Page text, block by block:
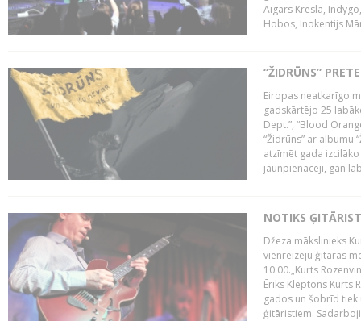
Aigars Krēsla,
Hobos, Inokentijs
“ŽIDRŪNS”
Eiropas neatkarīgo
gadskārtējo 25
Dept.”, “Blood
“Židrūns” ar albumu
atzīmēt gada
jaunpienācēji, gan
NOTIKS
Džeza mākslinieks
vienreizēju ģitāras
10:00.„Kurts
Ēriks Kleptons Kurts
gados un šobrīd
ģitāristiem.